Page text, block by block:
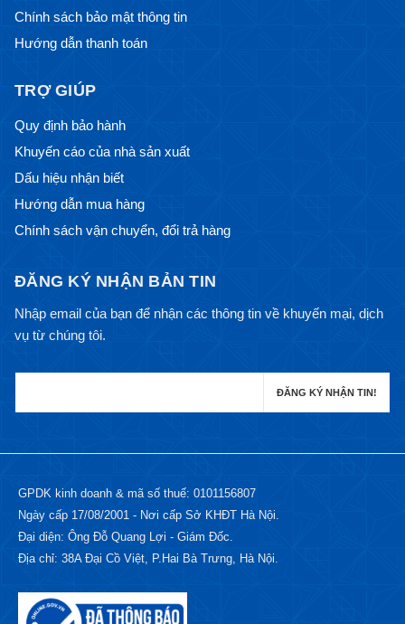
Chính sách bảo mật thông tin
Hướng dẫn thanh toán
TRỢ GIÚP
Quy định bảo hành
Khuyến cáo của nhà sản xuất
Dấu hiệu nhận biết
Hướng dẫn mua hàng
Chính sách vận chuyển, đổi trả hàng
ĐĂNG KÝ NHẬN BẢN TIN
Nhập email của bạn để nhận các thông tin về khuyến mại, dịch
vụ từ chúng tôi.
GPDK kinh doanh & mã số thuế: 0101156807
Ngày cấp 17/08/2001 - Nơi cấp Sở KHĐT Hà Nội.
Đại diện: Ông Đỗ Quang Lợi - Giám Đốc.
Địa chỉ: 38A Đại Cồ Việt, P.Hai Bà Trưng, Hà Nội.